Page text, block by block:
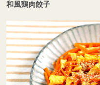
和風鶏肉餃子